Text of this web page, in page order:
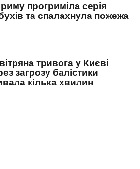
прогриміла серія
та спалахнула пожежа
тривога у Києві
загрозу балістики
кілька хвилин